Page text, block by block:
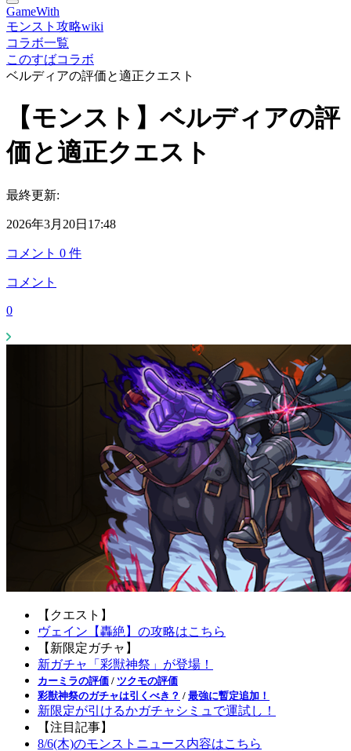
GameWith
モンスト攻略wiki
コラボ一覧
このすばコラボ
ベルディアの評価と適正クエスト
【モンスト】ベルディアの評
価と適正クエスト
最終更新:
2026年3月20日17:48
コメント 0 件
コメント
0
【クエスト】
ヴェイン【轟絶】の攻略はこちら
【新限定ガチャ】
新ガチャ「彩獣神祭」が登場！
カーミラの評価 / ツクモの評価
彩獣神祭のガチャは引くべき？ / 最強に暫定追加！
新限定が引けるかガチャシミュで運試し！
【注目記事】
8/6(木)のモンストニュース内容はこちら